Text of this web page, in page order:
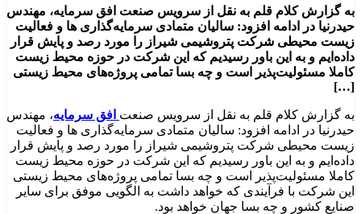
به گزارش کلام قلم به نقل از سرویس صنعت افق سرمایه، مهندس
حیدرنیا در ادامه افزود: سالیان متمادی سرمایه‌گذاری ها و فعالیت
زیست محیطی شرکت پتروشیمی شیراز را مورد رصد و پایش قرار
داده‌ایم و به این باور رسیدیم که این شرکت در حوزه محیط زیست
کاملا مسئولیت‌پذیر است و چه بسا تمامی پروژه‌های محیط زیستی
[…]
به گزارش کلام قلم به نقل از سرویس صنعت افق سرمایه، مهندس
حیدرنیا در ادامه افزود: سالیان متمادی سرمایه‌گذاری ها و فعالیت
زیست محیطی شرکت پتروشیمی شیراز را مورد رصد و پایش قرار
داده‌ایم و به این باور رسیدیم که این شرکت در حوزه محیط زیست
کاملا مسئولیت‌پذیر است و چه بسا تمامی پروژه‌های محیط زیستی
این شرکت با فرآیندی که خواهد داشت به الگویی موفق برای سایر
صنایع کشور و چه بسا جهان خواهد بود.